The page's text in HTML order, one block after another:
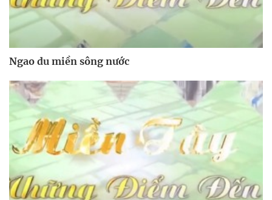
Ngao du miền sông nước